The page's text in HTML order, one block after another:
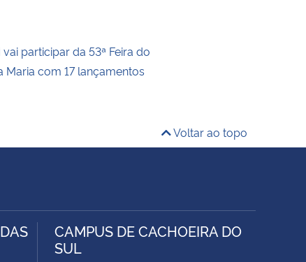
participar da 53ª Feira do
Maria com 17 lançamentos
Voltar ao topo
CAMPUS DE CACHOEIRA DO
SUL